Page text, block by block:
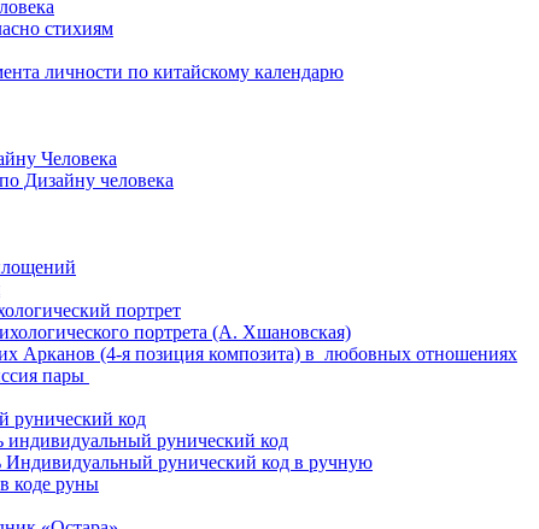
стихиям
личности по китайскому календарю
Человека
Дизайну человека
портрет
портрета (А. Хшановская)
Арканов (4-я позиция композита) в любовных отношениях
пары
рунический код
индивидуальный рунический код
Индивидуальный рунический код в ручную
коде руны